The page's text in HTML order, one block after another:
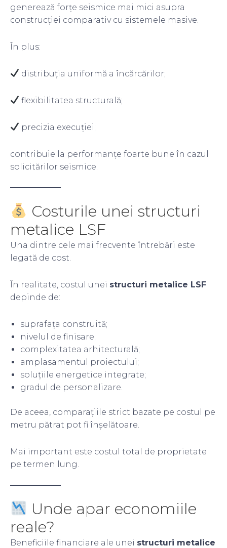
generează forțe seismice mai mici asupra
construcției comparativ cu sistemele masive.
În plus:
distribuția uniformă a încărcărilor;
flexibilitatea structurală;
precizia execuției;
contribuie la performanțe foarte bune în cazul
solicitărilor seismice.
Costurile unei structuri
metalice LSF
Una dintre cele mai frecvente întrebări este
legată de cost.
În realitate, costul unei structuri metalice LSF
depinde de:
suprafața construită;
nivelul de finisare;
complexitatea arhitecturală;
amplasamentul proiectului;
soluțiile energetice integrate;
gradul de personalizare.
De aceea, comparațiile strict bazate pe costul pe
metru pătrat pot fi înșelătoare.
Mai important este costul total de proprietate
pe termen lung.
Unde apar economiile
reale?
Beneficiile financiare ale unei structuri metalice